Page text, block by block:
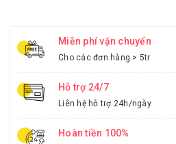
Miễn phí vận chuyển
Cho các đơn hàng > 5tr
Hỗ trợ 24/7
Liên hệ hỗ trợ 24h/ngày
Hoàn tiền 100%